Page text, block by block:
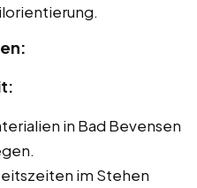
in Bad Bevensen
im Stehen